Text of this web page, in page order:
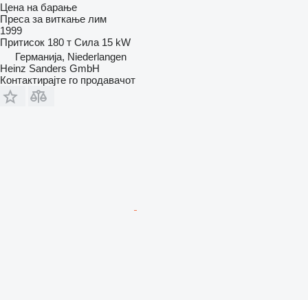
Цена на барање
Преса за виткање лим
1999
Притисок 180 т Сила 15 kW
Германија, Niederlangen
Heinz Sanders GmbH
Контактирајте го продавачот